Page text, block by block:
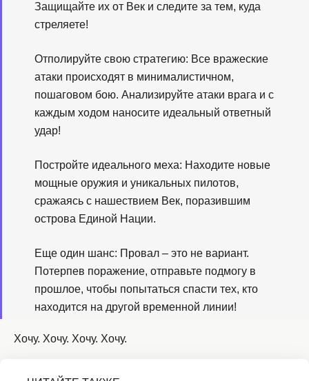
Защищайте их от Век и следите за тем, куда
стреляете!
Отполируйте свою стратегию: Все вражеские
атаки происходят в минималистичном,
пошаговом бою. Анализируйте атаки врага и с
каждым ходом наносите идеальный ответный
удар!
Постройте идеального меха: Находите новые
мощные оружия и уникальных пилотов,
сражаясь с нашествием Век, поразившим
острова Единой Нации.
Еще один шанс: Провал – это не вариант.
Потерпев поражение, отправьте подмогу в
прошлое, чтобы попытаться спасти тех, кто
находится на другой временной линии!
Хочу. Хочу. Хочу. Хочу.